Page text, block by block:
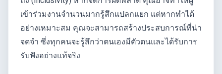
เข้าร่วมงานจำนวนมากรู้สึกแปลกแยก แต่หากทำได้
อย่างเหมาะสม คุณจะสามารถสร้างประสบการณ์ที่น่า
จดจำ ซึ่งทุกคนจะรู้สึกว่าตนเองมีตัวตนและได้รับการ
รับฟังอย่างแท้จริง